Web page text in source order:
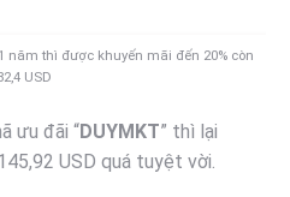
năm thì được khuyến mãi đến 20% còn
USD
ưu đãi “DUYMKT” thì lại
USD quá tuyệt vời.